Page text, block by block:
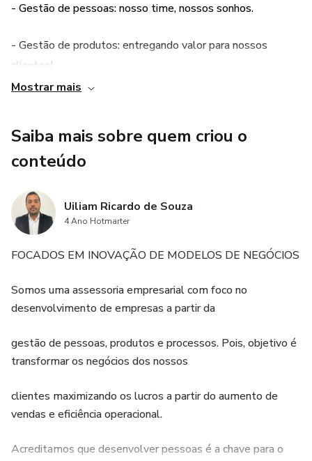
negócio.
Metodologia própria com aulas práticas focadas em
gestão de pessoas, projetos, produtos e processos.
- Gestão de pessoas: nosso time, nossos sonhos.
- Gestão de produtos: entregando valor para nossos
clientes!
- Inovação tecnológica: como ser uma empresa de ponta
- Marketing e vendas online: como quebrar a quarta
parede!
Mostrar mais
Saiba mais sobre quem criou o
conteúdo
Uiliam Ricardo de Souza
4 Ano Hotmarter
FOCADOS EM INOVAÇÃO DE MODELOS DE NEGÓCIOS
Somos uma assessoria empresarial com foco no
desenvolvimento de empresas a partir da
gestão de pessoas, produtos e processos. Pois, objetivo é
transformar os negócios dos nossos
clientes maximizando os lucros a partir do aumento de
vendas e eficiência operacional.
Acreditamos que desenvolver pessoas é a chave para o